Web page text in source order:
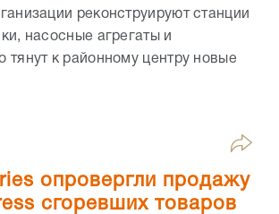
реконструируют станции
насосные агрегаты и
тянут к районному центру новые
опровергли продажу
сгоревших товаров